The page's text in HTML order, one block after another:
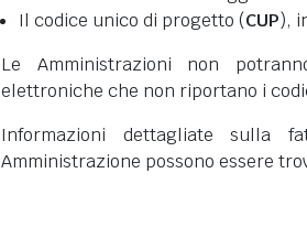
Il codice unico di progetto (CUP),
Le Amministrazioni non
elettroniche che non riportano i
Informazioni dettagliate sulla
Amministrazione possono essere